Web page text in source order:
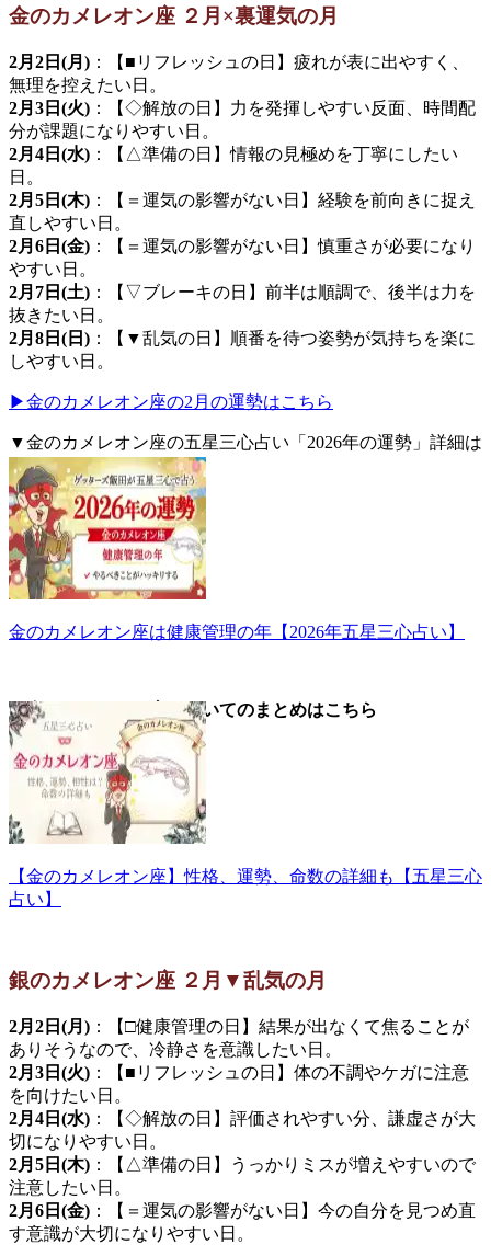
金のカメレオン座 ２月×裏運気の月
2月2日(月) ：【■リフレッシュの日】疲れが表に出やすく、
無理を控えたい日。
2月3日(火) ：【◇解放の日】力を発揮しやすい反面、時間配
分が課題になりやすい日。
2月4日(水) ：【△準備の日】情報の見極めを丁寧にしたい
日。
2月5日(木) ：【＝運気の影響がない日】経験を前向きに捉え
直しやすい日。
2月6日(金) ：【＝運気の影響がない日】慎重さが必要になり
やすい日。
2月7日(土) ：【▽ブレーキの日】前半は順調で、後半は力を
抜きたい日。
2月8日(日) ：【▼乱気の日】順番を待つ姿勢が気持ちを楽に
しやすい日。
▶金のカメレオン座の2月の運勢はこちら
▼金のカメレオン座の五星三心占い「2026年の運勢」詳細は
こちら。
金のカメレオン座は健康管理の年【2026年五星三心占い】
▼金のカメレオン座についてのまとめはこちら
【金のカメレオン座】性格、運勢、命数の詳細も【五星三心
占い】
銀のカメレオン座 ２月▼乱気の月
2月2日(月) ：【□健康管理の日】結果が出なくて焦ることが
ありそうなので、冷静さを意識したい日。
2月3日(火) ：【■リフレッシュの日】体の不調やケガに注意
を向けたい日。
2月4日(水) ：【◇解放の日】評価されやすい分、謙虚さが大
切になりやすい日。
2月5日(木) ：【△準備の日】うっかりミスが増えやすいので
注意したい日。
2月6日(金) ：【＝運気の影響がない日】今の自分を見つめ直
す意識が大切になりやすい日。